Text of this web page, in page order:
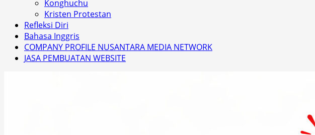
Konghuchu
Kristen Protestan
Refleksi Diri
Bahasa Inggris
COMPANY PROFILE NUSANTARA MEDIA NETWORK
JASA PEMBUATAN WEBSITE